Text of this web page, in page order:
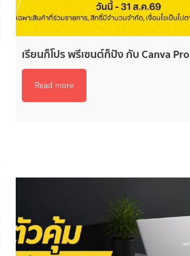
เรียนก็โปร พรีเซนต์ก็ปัง กับ Canva Pro
Read more